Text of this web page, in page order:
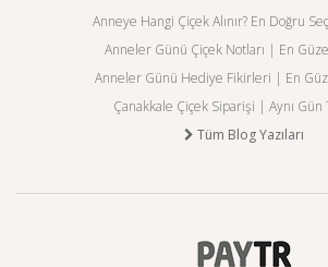
Anneye Hangi Çiçek Alınır? En Doğru
Anneler Günü Çiçek Notları | En
Anneler Günü Hediye Fikirleri | En
Çanakkale Çiçek Siparişi | Aynı Gün
Tüm Blog Yazıları